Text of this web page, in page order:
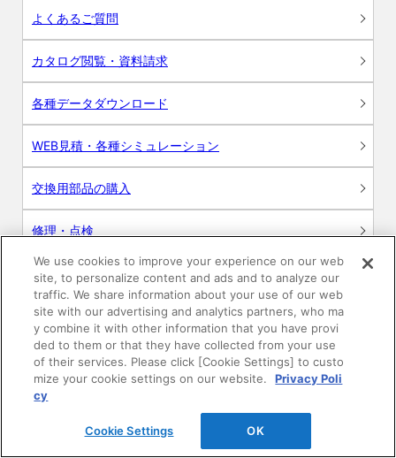
よくあるご質問
カタログ閲覧・資料請求
各種データダウンロード
WEB見積・各種シミュレーション
交換用部品の購入
修理・点検
お問い合わせ
ログイン
建築・設計関係者様向けサイト
ユーザー登録サービス
WEB見積システム
We use cookies to improve your experience on our web
site, to personalize content and ads and to analyze our
traffic. We share information about your use of our web
site with our advertising and analytics partners, who ma
y combine it with other information that you have provi
ded to them or that they have collected from your use
of their services. Please click [Cookie Settings] to custo
mize your cookie settings on our website.
Privacy Poli
cy
Cookie Settings OK